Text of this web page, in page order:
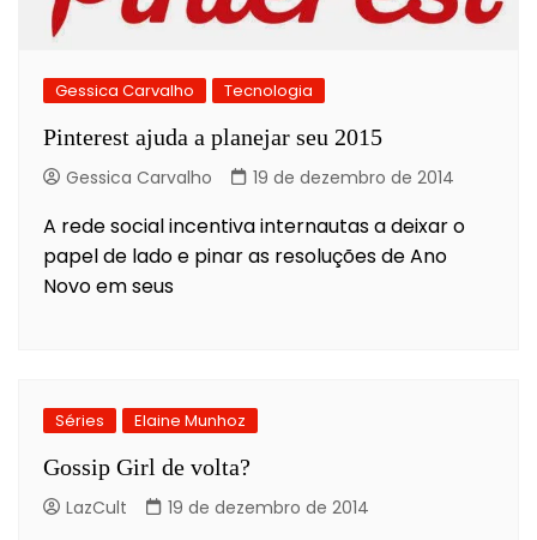
Gessica Carvalho Tecnologia
Pinterest ajuda a planejar seu 2015
Gessica Carvalho 19 de dezembro de 2014
A rede social incentiva internautas a deixar o
papel de lado e pinar as resoluções de Ano
Novo em seus
Séries Elaine Munhoz
Gossip Girl de volta?
LazCult 19 de dezembro de 2014